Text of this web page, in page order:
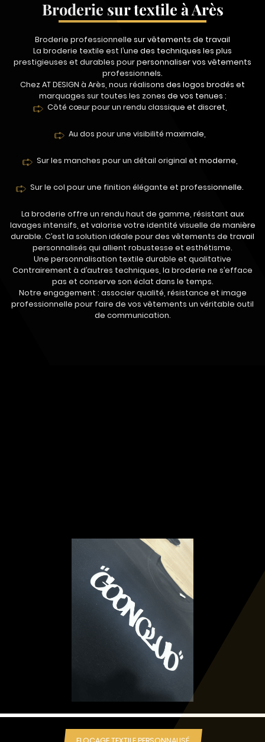
Broderie sur textile à Arès
Broderie professionnelle sur vêtements de travail
La broderie textile est l’une des techniques les plus
prestigieuses et durables pour personnaliser vos vêtements
professionnels.
Chez AT DESIGN à Arès, nous réalisons des logos brodés et
marquages sur toutes les zones de vos tenues :
Côté cœur pour un rendu classique et discret,
Au dos pour une visibilité maximale,
Sur les manches pour un détail original et moderne,
Sur le col pour une finition élégante et professionnelle.
La broderie offre un rendu haut de gamme, résistant aux
lavages intensifs, et valorise votre identité visuelle de manière
durable. C’est la solution idéale pour des vêtements de travail
personnalisés qui allient robustesse et esthétisme.
Une personnalisation textile durable et qualitative
Contrairement à d’autres techniques, la broderie ne s’efface
pas et conserve son éclat dans le temps.
Notre engagement : associer qualité, résistance et image
professionnelle pour faire de vos vêtements un véritable outil
de communication.